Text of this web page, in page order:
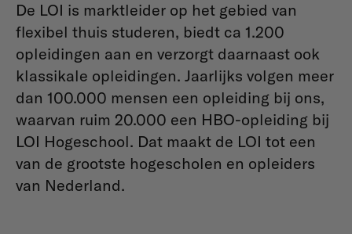
De LOI is marktleider op het gebied van
flexibel thuis studeren, biedt ca 1.200
opleidingen aan en verzorgt daarnaast ook
klassikale opleidingen. Jaarlijks volgen meer
dan 100.000 mensen een opleiding bij ons,
waarvan ruim 20.000 een HBO-opleiding bij
LOI Hogeschool. Dat maakt de LOI tot een
van de grootste hogescholen en opleiders
van Nederland.